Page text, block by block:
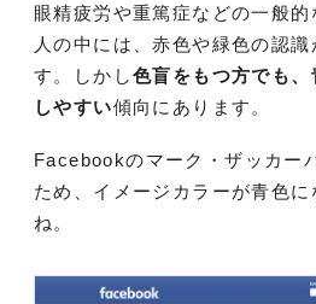
眼精疲労や重篤症などの一般
人の中には、赤色や緑色の認
す。しかし色盲をもつ方でも
しやすい傾向にあります。
Facebookのマーク・ザッカー
ため、イメージカラーが青色
ね。